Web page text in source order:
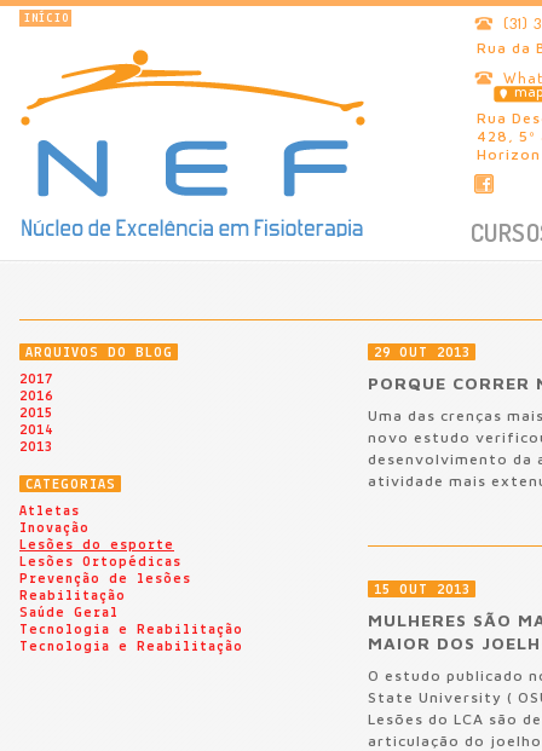
INÍCIO (31)
Rua da
Rua
428, 5º
ARQUIVOS DO BLOG
2017
2016
2015
2014
2013
CATEGORIAS
Atletas
Inovação
Lesões do esporte
Lesões Ortopédicas
Prevenção de lesões
Reabilitação
Saúde Geral
Tecnologia e Reabilitação
Tecnologia e Reabilitação
29 OUT 2013
PORQUE CORRER
Uma das crenças
novo estudo
desenvolvimento da
atividade mais
15 OUT 2013
MULHERES SÃO
MAIOR DOS
O estudo publicado
State University (
Lesões do LCA são
articulação do